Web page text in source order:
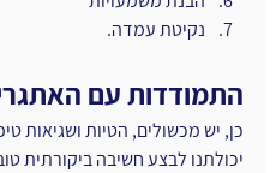
נקיטת עמדה.
התמודדות עם
כן, יש מכשולים, הטיות ושגיאות
יכולתנו לבצע חשיבה ביקורתית